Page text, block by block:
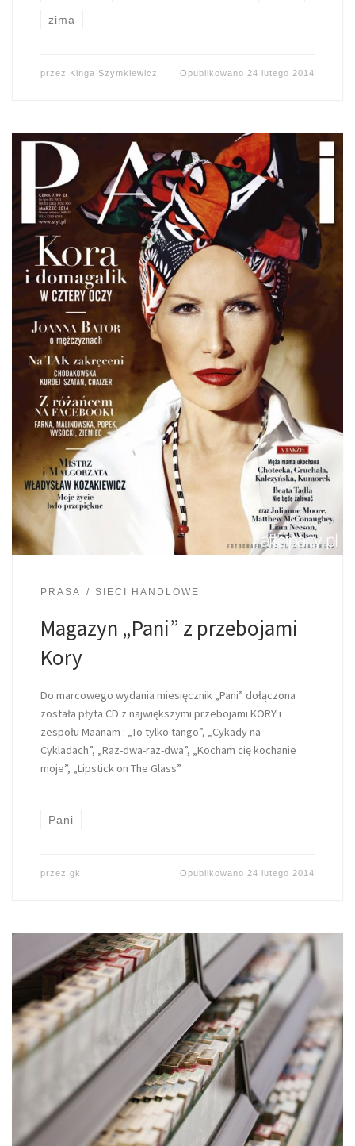
zima
przez Kinga Szymkiewicz Opublikowano 24 lutego 2014
PRASA SIECI HANDLOWE
Magazyn „Pani” z przebojami
Kory
Do marcowego wydania miesięcznik „Pani” dołączona
została płyta CD z największymi przebojami KORY i
zespołu Maanam : „To tylko tango”, „Cykady na
Cykladach”, „Raz-dwa-raz-dwa”, „Kocham cię kochanie
moje”, „Lipstick on The Glass”.
Pani
przez gk Opublikowano 24 lutego 2014